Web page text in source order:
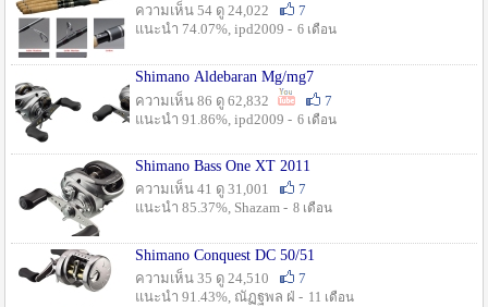
ความเห็น 54 ดู 24,022
7
แนะนำ 74.07%, ipd2009 - 6 เดือน
Shimano Aldebaran Mg/mg7
ความเห็น 86 ดู 62,832
7
แนะนำ 91.86%, ipd2009 - 6 เดือน
Shimano Bass One XT 2011
ความเห็น 41 ดู 31,001
7
แนะนำ 85.37%, Shazam - 8 เดือน
Shimano Conquest DC 50/51
ความเห็น 35 ดู 24,510
7
แนะนำ 91.43%, ณัฏฐพล ฝ่ - 11 เดือน